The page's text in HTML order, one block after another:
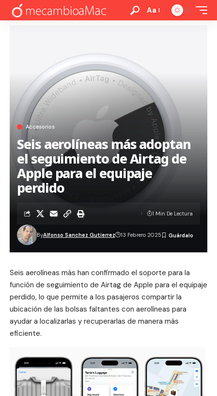
Aa
Accesorios
Seis aerolíneas más adoptan
el seguimiento de Airtag de
Apple para el equipaje
perdido
ByAlfonso Sanchez Gutierrez 13 Febrero 2025
1 Min De Lectura
Seis aerolíneas más han confirmado el soporte para la
función de seguimiento de Airtag de Apple para el equipaje
perdido, lo que permite a los pasajeros compartir la
ubicación de las bolsas faltantes con aerolíneas para
ayudar a localizarlas y recuperarlas de manera más
eficiente.